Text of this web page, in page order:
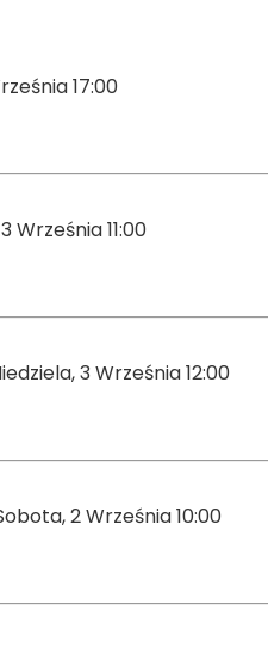
17:00
Września 11:00
3 Września 12:00
2 Września 10:00